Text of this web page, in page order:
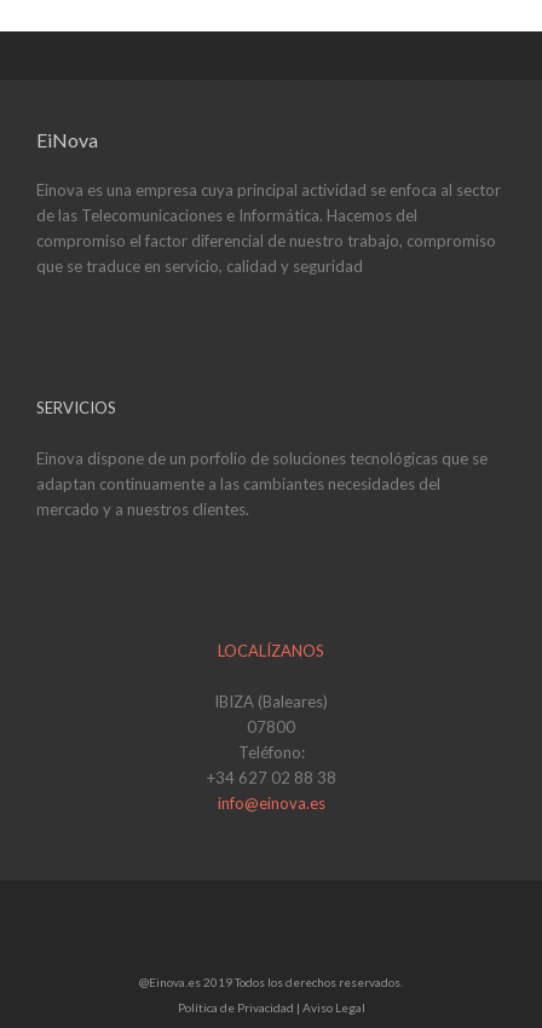
EiNova
Einova es una empresa cuya principal actividad se enfoca al sector
de las Telecomunicaciones e Informática. Hacemos del
compromiso el factor diferencial de nuestro trabajo, compromiso
que se traduce en servicio, calidad y seguridad
SERVICIOS
Einova dispone de un porfolio de soluciones tecnológicas que se
adaptan continuamente a las cambiantes necesidades del
mercado y a nuestros clientes.
LOCALÍZANOS
IBIZA (Baleares)
07800
Teléfono:
+34 627 02 88 38
info@einova.es
@Einova.es 2019 Todos los derechos reservados.
Política de Privacidad | Aviso Legal